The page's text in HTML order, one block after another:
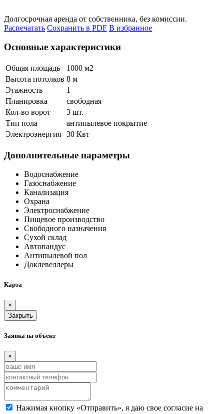
Долгосрочная аренда от собственника, без комиссии.
Распечатать Сохранить в PDF В избранное
Основные характеристики
Общая площадь 1000 м2
Высота потолков 8 м
Этажность
1
Планировка
свободная
Кол-во ворот
3 шт.
Тип пола
антипылевое покрытие
Электроэнергия
30 Квт
Дополнительные параметры
Водоснабжение
Газоснабжение
Канализация
Охрана
Электроснабжение
Пищевое производство
Свободного назначения
Сухой склад
Автопандус
Антипылевой пол
Доклевеллеры
Карта
×
Закрыть
Заявка на объект
×
Нажимая кнопку «Отправить», я даю свое согласие на